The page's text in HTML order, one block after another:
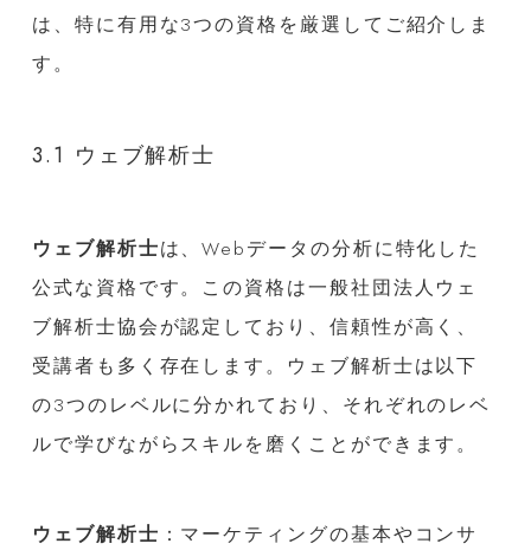
は、特に有用な3つの資格を厳選してご紹介しま
す。
3.1 ウェブ解析士
ウェブ解析士は、Webデータの分析に特化した
公式な資格です。この資格は一般社団法人ウェ
ブ解析士協会が認定しており、信頼性が高く、
受講者も多く存在します。ウェブ解析士は以下
の3つのレベルに分かれており、それぞれのレベ
ルで学びながらスキルを磨くことができます。
ウェブ解析士 ：マーケティングの基本やコンサ